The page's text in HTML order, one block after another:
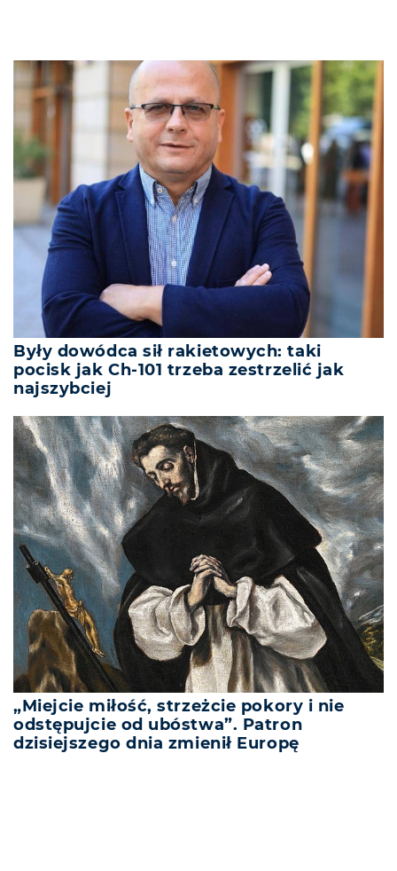
Były dowódca sił rakietowych: taki
pocisk jak Ch-101 trzeba zestrzelić jak
najszybciej
„Miejcie miłość, strzeżcie pokory i nie
odstępujcie od ubóstwa”. Patron
dzisiejszego dnia zmienił Europę